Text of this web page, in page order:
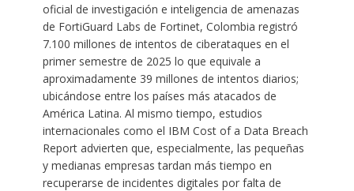
oficial de investigación e inteligencia de amenazas
de FortiGuard Labs de Fortinet, Colombia registró
7.100 millones de intentos de ciberataques en el
primer semestre de 2025 lo que equivale a
aproximadamente 39 millones de intentos diarios;
ubicándose entre los países más atacados de
América Latina. Al mismo tiempo, estudios
internacionales como el IBM Cost of a Data Breach
Report advierten que, especialmente, las pequeñas
y medianas empresas tardan más tiempo en
recuperarse de incidentes digitales por falta de